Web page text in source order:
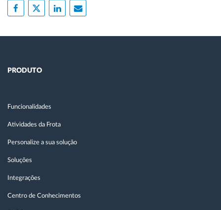
PRODUTO
Funcionalidades
Atividades da Frota
Personalize a sua solução
Soluções
Integrações
Centro de Conhecimentos